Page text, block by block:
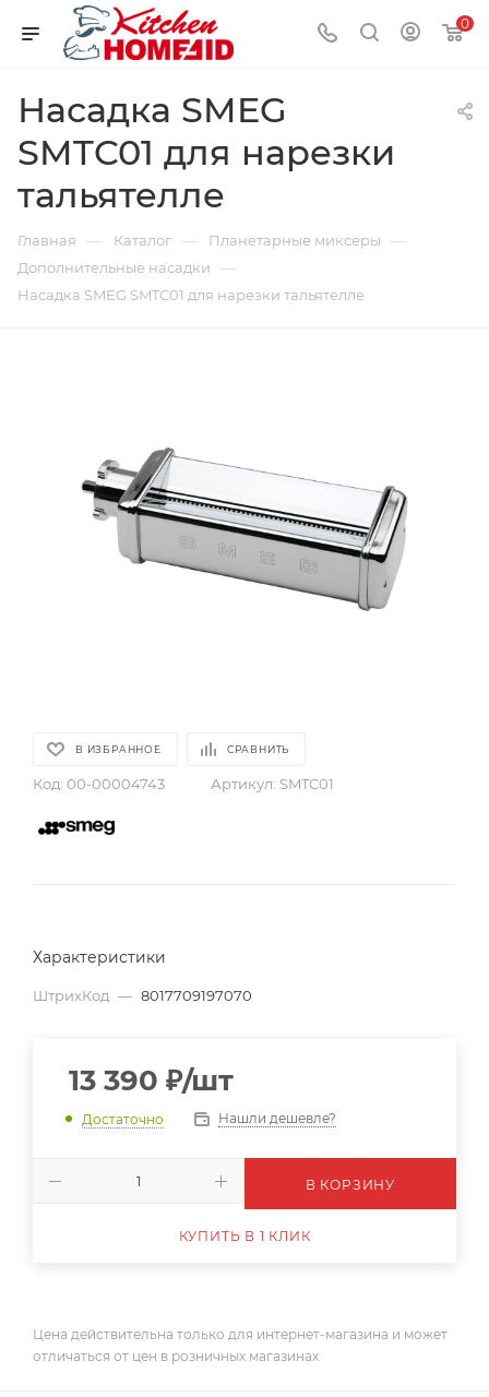
0
Насадка SMEG
SMTC01 для нарезки
тальятелле
Главная — Каталог — Планетарные миксеры —
Дополнительные насадки —
Насадка SMEG SMTC01 для нарезки тальятелле
В ИЗБРАННОЕ СРАВНИТЬ
Код: 00-00004743 Артикул: SMTC01
Характеристики
ШтрихКод — 8017709197070
13 390 ₽/шт
Достаточно Нашли дешевле?
В КОРЗИНУ
КУПИТЬ В 1 КЛИК
Цена действительна только для интернет-магазина и может
отличаться от цен в розничных магазинах